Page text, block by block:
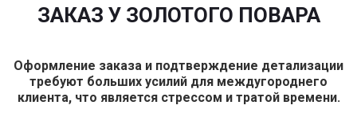
ЗАКАЗ У ЗОЛОТОГО ПОВАРА
Оформление заказа и подтверждение детализации
требуют больших усилий для междугороднего
клиента, что является стрессом и тратой времени.